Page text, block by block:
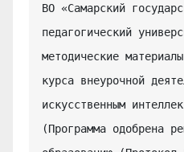
ВО «Самарский
педагогический
методические
курса внеурочной
искусственным
(Программа одобрена